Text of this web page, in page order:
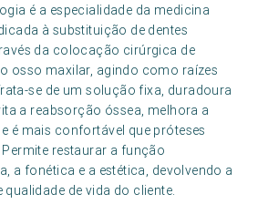
é a especialidade da medicina
à substituição de dentes
da colocação cirúrgica de
osso maxilar, agindo como raízes
se de um solução fixa, duradoura
a reabsorção óssea, melhora a
é mais confortável que próteses
restaurar a função
a fonética e a estética, devolvendo a
de vida do cliente.